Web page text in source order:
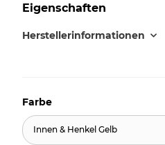
Eigenschaften
Herstellerinformationen
Farbe
Innen & Henkel Gelb